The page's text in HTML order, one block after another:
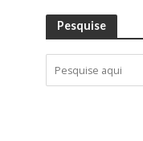
Pesquise